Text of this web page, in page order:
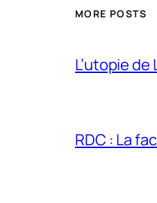
MORE POSTS
L’utopie
RDC : La